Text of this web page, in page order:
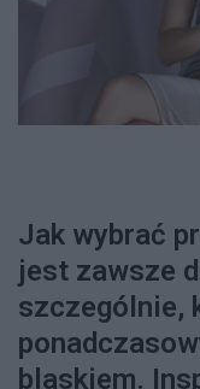
Jak wybrać
jest zawsze
szczególnie,
blaskiem.